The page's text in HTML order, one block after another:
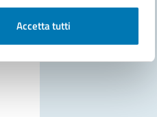
Accetta tutti